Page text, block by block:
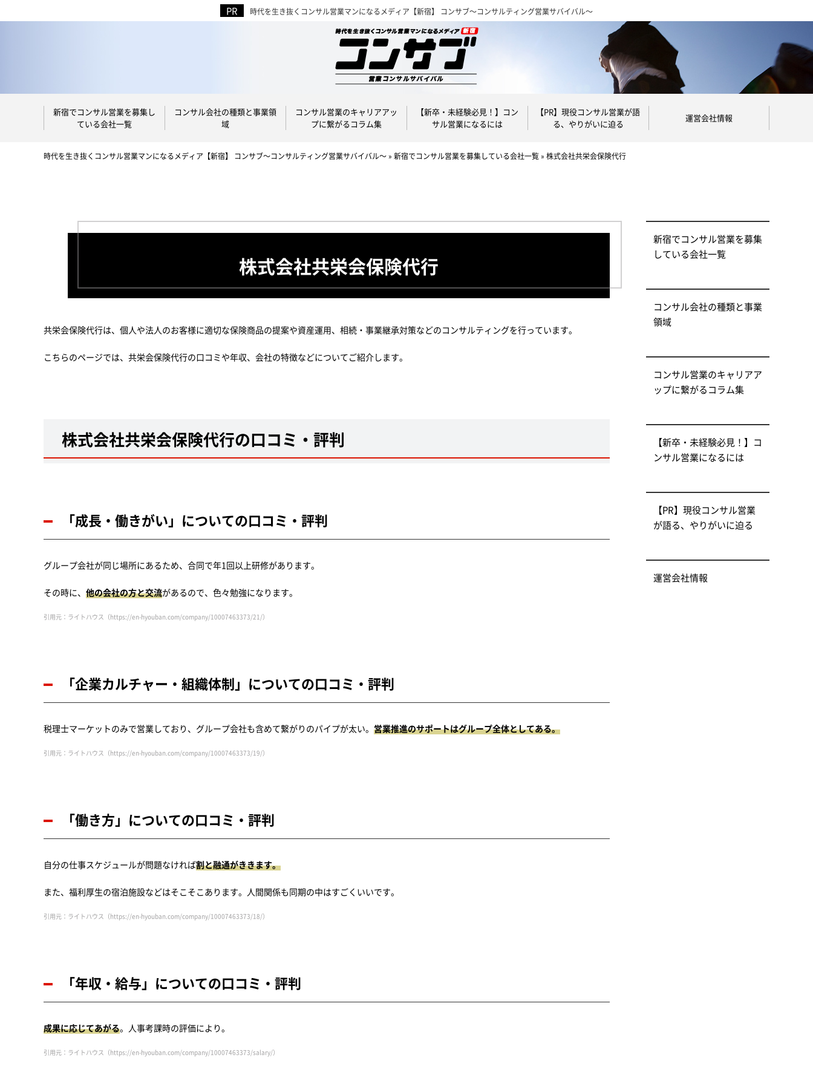
時代を生き抜くコンサル営業マンになるメディア【新宿】 コンサブ～コンサルティング営業サバイバル～
新宿でコンサル営業を募集し
ている会社一覧
コンサル会社の種類と事業領
域
コンサル営業のキャリアアッ
プに繋がるコラム集
【新卒・未経験必見！】コン
サル営業になるには
【PR】現役コンサル営業が語
る、やりがいに迫る
運営会社情報
時代を生き抜くコンサル営業マンになるメディア【新宿】 コンサブ～コンサルティング営業サバイバル～» 新宿でコンサル営業を募集している会社一覧» 株式会社共栄会保険代行
株式会社共栄会保険代行
共栄会保険代行は、個人や法人のお客様に適切な保険商品の提案や資産運用、相続・事業継承対策などのコンサルティングを行っています。
こちらのページでは、共栄会保険代行の口コミや年収、会社の特徴などについてご紹介します。
株式会社共栄会保険代行の口コミ・評判
「成長・働きがい」についての口コミ・評判
グループ会社が同じ場所にあるため、合同で年1回以上研修があります。
その時に、 他の会社の方と交流があるので、色々勉強になります。
引用元：ライトハウス（https://en-hyouban.com/company/10007463373/21/）
「企業カルチャー・組織体制」についての口コミ・評判
税理士マーケットのみで営業しており、グループ会社も含めて繋がりのパイプが太い。 営業推進のサポートはグループ全体としてある。
引用元：ライトハウス（https://en-hyouban.com/company/10007463373/19/）
「働き方」についての口コミ・評判
自分の仕事スケジュールが問題なければ割と融通がききます。
また、福利厚生の宿泊施設などはそこそこあります。人間関係も同期の中はすごくいいです。
引用元：ライトハウス（https://en-hyouban.com/company/10007463373/18/）
「年収・給与」についての口コミ・評判
成果に応じてあがる。人事考課時の評価により。
引用元：ライトハウス（https://en-hyouban.com/company/10007463373/salary/）
新宿でコンサル営業を募集
している会社一覧
コンサル会社の種類と事業
領域
コンサル営業のキャリアア
ップに繋がるコラム集
【新卒・未経験必見！】コ
ンサル営業になるには
【PR】現役コンサル営業
が語る、やりがいに迫る
運営会社情報